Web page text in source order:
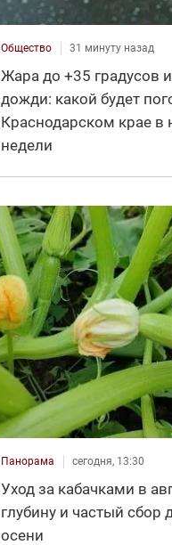
Общество 31 минуту назад
Жара до +35 градусов
дожди: какой будет
Краснодарском крае в
недели
Панорама сегодня, 13:30
Уход за кабачками в
глубину и частый сбор
осени